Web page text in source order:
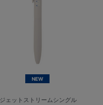
NEW
ジェットストリームシングル